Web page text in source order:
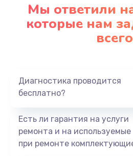
Мы ответили
которые нам
всего
Диагностика проводится
бесплатно?
Есть ли гарантия на услуги
ремонта и на используемые
при ремонте